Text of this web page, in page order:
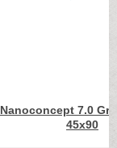
Nanoconcept 7.0
45x90